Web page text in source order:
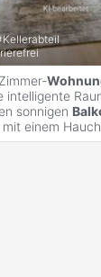
Kellerabteil
intelligente
sonnigen
einem